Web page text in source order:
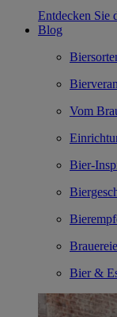
Entdecken Sie
Blog
Vom
Bier-
Bier &